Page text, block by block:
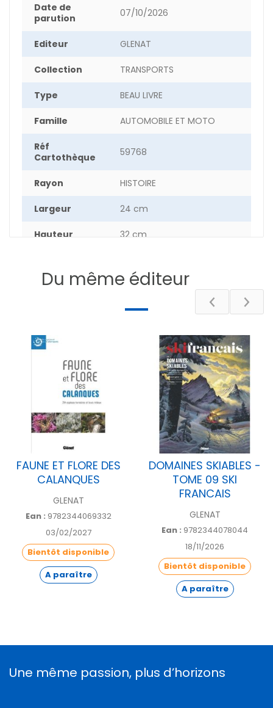
Date de
parution
07/10/2026
Editeur GLENAT
Collection TRANSPORTS
Type BEAU LIVRE
Famille AUTOMOBILE ET MOTO
Réf
Cartothèque
59768
Rayon HISTOIRE
Largeur 24 cm
Hauteur 32 cm
pages
Du même éditeur
FAUNE ET FLORE DES
CALANQUES
GLENAT
Ean : 9782344069332
03/02/2027
Bientôt disponible
A paraître
DOMAINES SKIABLES -
TOME 09 SKI
FRANCAIS
GLENAT
Ean : 9782344078044
18/11/2026
Bientôt disponible
A paraître
Une même passion, plus d’horizons